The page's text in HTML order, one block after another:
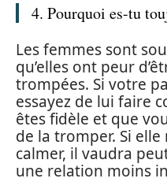
4. Pourquoi es-tu
Les femmes sont
qu’elles ont peur
trompées. Si votre
essayez de lui faire
êtes fidèle et que
de la tromper. Si
calmer, il vaudra
une relation moins